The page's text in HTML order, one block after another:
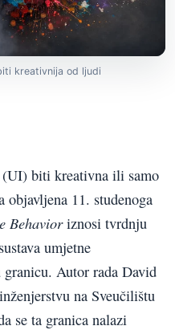
kreativnija od ljudi
biti kreativna ili samo
objavljena 11. studenoga
Behavioriznosi tvrdnju
umjetne
Autor rada David
na Sveučilištu
se ta granica nalazi